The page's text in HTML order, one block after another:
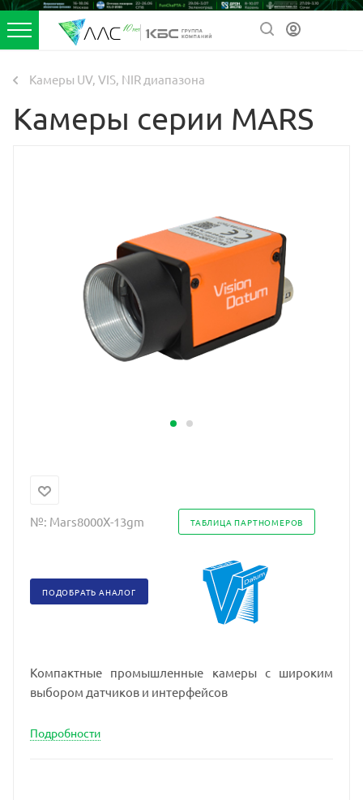
Камеры UV, VIS, NIR диапазона
Камеры серии MARS
№: Mars8000X-13gm ТАБЛИЦА ПАРТНОМЕРОВ
ПОДОБРАТЬ АНАЛОГ
Компактные промышленные камеры с широким
выбором датчиков и интерфейсов
Подробности